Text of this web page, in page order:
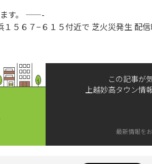
ます。 ——-
５６７−６１５付近で 芝火災発生 配
この記事が
上越妙高タウン情
最新情報を